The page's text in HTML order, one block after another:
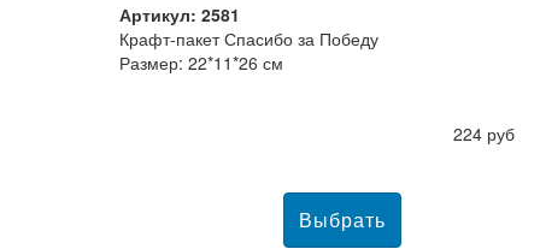
Артикул: 2581
Крафт-пакет Спасибо за Победу
Размер: 22*11*26 см
224 руб